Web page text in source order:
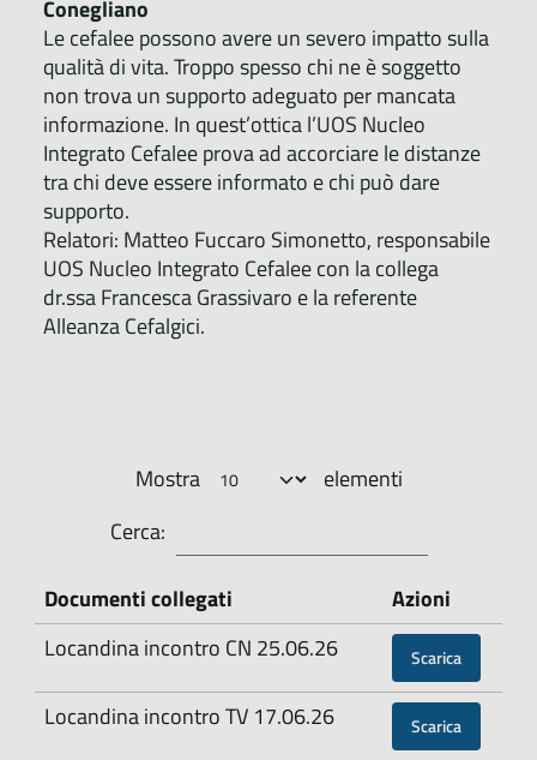
Conegliano
Le cefalee possono avere un severo impatto sulla
qualità di vita. Troppo spesso chi ne è soggetto
non trova un supporto adeguato per mancata
informazione. In quest’ottica l’UOS Nucleo
Integrato Cefalee prova ad accorciare le distanze
tra chi deve essere informato e chi può dare
supporto.
Relatori: Matteo Fuccaro Simonetto, responsabile
UOS Nucleo Integrato Cefalee con la collega
dr.ssa Francesca Grassivaro e la referente
Alleanza Cefalgici.
Mostra
elementi
Cerca:
Documenti collegati
Azioni
Locandina incontro CN 25.06.26
Scarica
Locandina incontro TV 17.06.26 Scarica